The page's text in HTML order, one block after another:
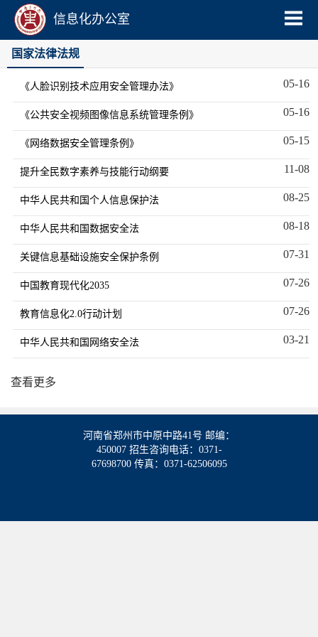
信息化办公室
国家法律法规
05-16
《人脸识别技术应用安全管理办法》
05-16
《公共安全视频图像信息系统管理条例》
05-15
《网络数据安全管理条例》
11-08
提升全民数字素养与技能行动纲要
08-25
中华人民共和国个人信息保护法
08-18
中华人民共和国数据安全法
07-31
关键信息基础设施安全保护条例
07-26
中国教育现代化2035
07-26
教育信息化2.0行动计划
03-21
中华人民共和国网络安全法
查看更多
河南省郑州市中原中路41号 邮编：
450007 招生咨询电话：0371-
67698700 传真：0371-62506095